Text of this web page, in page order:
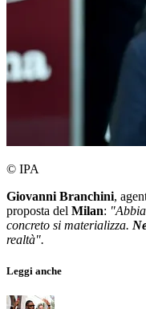
© IPA
Giovanni Branchini,
proposta del Milan:
concreto si materializza.
realtà".
Leggi anche